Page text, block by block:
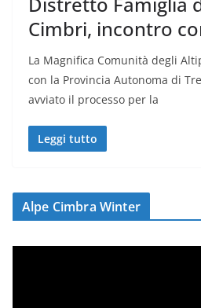
Cimbri, incontro
La Magnifica Comunità degli
con la Provincia Autonoma di
avviato il processo per la
Leggi tutto
Alpe Cimbra Winter